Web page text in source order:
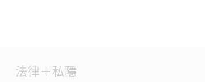
法律＋私隱